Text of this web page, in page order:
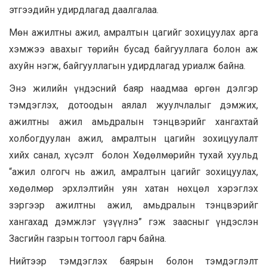
этгээдийн удирдлагад даалгалаа.
Мөн ажилтны ажил, амралтын цагийг зохицуулах арга
хэмжээ авахыг төрийн бусад байгууллага болон аж
ахуйн нэгж, байгууллагын удирдлагад уриалж байна.
Энэ жилийн үндэсний баяр наадмаа өргөн дэлгэр
тэмдэглэх, дотоодын аялал жуулчлалыг дэмжих,
ажилтны ажил амьдралын тэнцвэрийг хангахтай
холбогдуулан ажил, амралтын цагийн зохицуулалт
хийх санал, хүсэлт болон Хөдөлмөрийн тухай хуульд
“ажил олгогч нь ажил, амралтын цагийг зохицуулах,
хөдөлмөр эрхлэлтийн уян хатан нөхцөл хэрэглэх
зэргээр ажилтны ажил, амьдралын тэнцвэрийг
хангахад дэмжлэг үзүүлнэ” гэж заасныг үндэслэн
Засгийн газрын тогтоол гарч байна.
Нийтээр тэмдэглэх баярын болон тэмдэглэлт